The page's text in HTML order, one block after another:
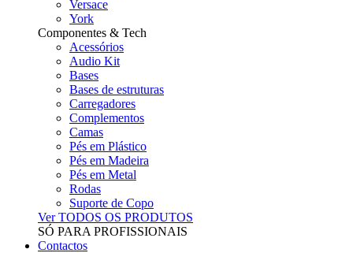
Versace
York
Componentes & Tech
Acessórios
Audio Kit
Bases
Bases de estruturas
Carregadores
Complementos
Camas
Pés em Plástico
Pés em Madeira
Pés em Metal
Rodas
Suporte de Copo
Ver TODOS OS PRODUTOS
SÓ PARA PROFISSIONAIS
Contactos